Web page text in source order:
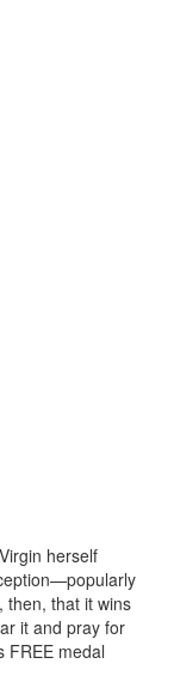
herself
then, that it wins
it and pray for
FREE medal